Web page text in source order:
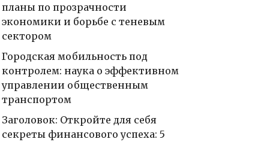
планы по прозрачности
экономики и борьбе с теневым
сектором
Городская мобильность под
контролем: наука о эффективном
управлении общественным
транспортом
Заголовок: Откройте для себя
секреты финансового успеха: 5